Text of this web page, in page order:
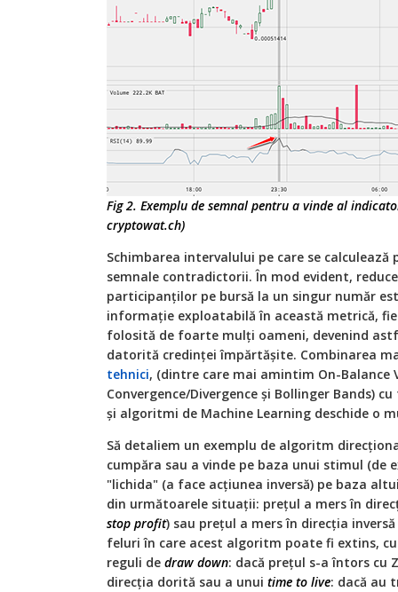
Fig 2. Exemplu de semnal pentru a vinde al
cryptowat.ch)
Schimbarea intervalului pe care se
semnale contradictorii. În mod evident,
participanţilor pe bursă la un singur număr
informaţie exploatabilă în această metrică,
folosită de foarte mulţi oameni, devenind
datorită credinţei împărtăşite. Combinarea
tehnici, (dintre care mai amintim On-Balance
Convergence/Divergence şi Bollinger Bands)
şi algoritmi de Machine Learning deschide o
Să detaliem un exemplu de algoritm
cumpăra sau a vinde pe baza unui stimul (de
"lichida" (a face acţiunea inversă) pe baza
din următoarele situaţii: preţul a mers în
stop profit) sau preţul a mers în direcţia inversă
feluri în care acest algoritm poate fi extins,
reguli de draw down: dacă preţul s-a întors cu
direcţia dorită sau a unui time to live: dacă au